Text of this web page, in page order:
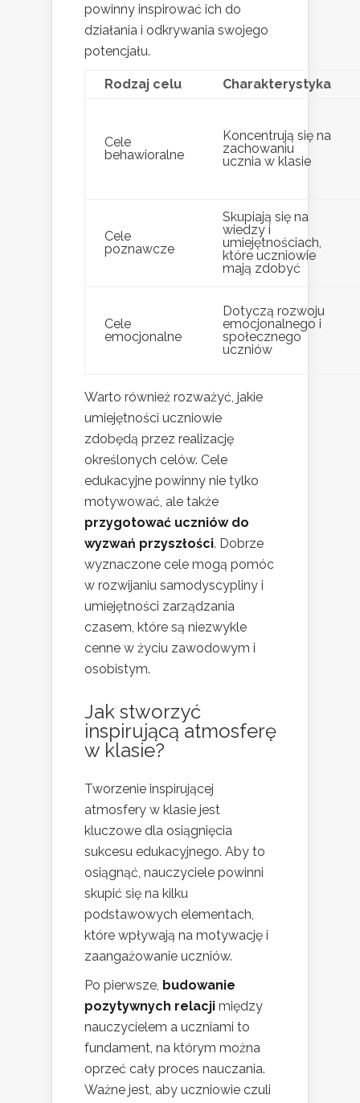
powinny inspirować ich do
działania i odkrywania swojego
potencjału.
Rodzaj celu Charakterystyka
Cele
behawioralne
Koncentrują się na
zachowaniu
ucznia w klasie
Cele
poznawcze
Skupiają się na
wiedzy i
umiejętnościach,
które uczniowie
mają zdobyć
Cele
emocjonalne
Dotyczą rozwoju
emocjonalnego i
społecznego
uczniów
Warto również rozważyć, jakie
umiejętności uczniowie
zdobędą przez realizację
określonych celów. Cele
edukacyjne powinny nie tylko
motywować, ale także
przygotować uczniów do
wyzwań przyszłości. Dobrze
wyznaczone cele mogą pomóc
w rozwijaniu samodyscypliny i
umiejętności zarządzania
czasem, które są niezwykle
cenne w życiu zawodowym i
osobistym.
Jak stworzyć
inspirującą atmosferę
w klasie?
Tworzenie inspirującej
atmosfery w klasie jest
kluczowe dla osiągnięcia
sukcesu edukacyjnego. Aby to
osiągnąć, nauczyciele powinni
skupić się na kilku
podstawowych elementach,
które wpływają na motywację i
zaangażowanie uczniów.
Po pierwsze, budowanie
pozytywnych relacji między
nauczycielem a uczniami to
fundament, na którym można
oprzeć cały proces nauczania.
Ważne jest, aby uczniowie czuli